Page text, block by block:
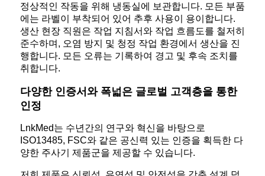
정상적인 작동을 위해 냉동실에 보관합니다. 모든 부품
에는 라벨이 부착되어 있어 추후 사용이 용이합니다.
생산 현장 직원은 작업 지침서와 작업 흐름도를 철저히
준수하며, 오염 방지 및 청정 작업 환경에서 생산을 진
행합니다. 모든 오류는 기록하여 경고 및 후속 조치를
취합니다.
다양한 인증서와 폭넓은 글로벌 고객층을 통한
인정
LnkMed는 수년간의 연구와 혁신을 바탕으로
ISO13485, FSC와 같은 공신력 있는 인증을 획득한 다
양한 주사기 제품군을 제공할 수 있습니다.